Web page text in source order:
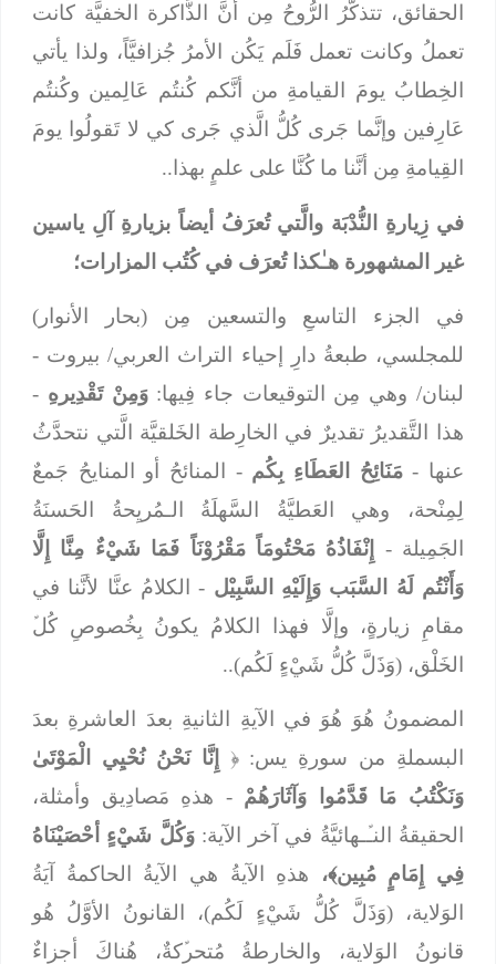
الحقائق، تتذكَّرُ الرُّوحُ مِن أنَّ الذَّاكرة الخفيَّة كانت
تعملُ وكانت تعمل فَلَم يَكُن الأمرُ جُزافيَّاً، ولذا يأتي
الخِطابُ يومَ القيامةِ من أنَّكم كُنتُم عَالِمين وكُنتُم
عَارِفين وإنَّما جَرى كُلُّ الَّذي جَرى كي لا تَقولُوا يومَ
القِيامةِ مِن أنَّنا ما كُنَّا على علمٍ بهذا..
في زِيارةِ النُّدْبَة والَّتي تُعرَفُ أيضاً بزيارةِ آلِ ياسين
غير المشهورة هـٰكذا تُعرَف في كُتُب المزارات؛
في الجزء التاسعِ والتسعين مِن (بحار الأنوار)
للمجلسي، طبعةُ دارِ إحياء التراث العربي/ بيروت -
لبنان/ وهي مِن التوقيعات جاء فِيها: وَمِنْ تَقْدِيرهِ-
هذا التَّقديرُ تقديرٌ في الخارِطة الخَلقيَّة الَّتي نتحدَّثُ
عنها - مَنَائِحُ العَطَاءِ بِكُم- المنائحُ أو المنايحُ جَمعٌ
لِمِنْحة، وهي العَطيَّةُ السَّهلَةُ الـمُريِحةُ الحَسنَةُ
الجَمِيلة -
إِنْفَاذُهُ مَحْتُومَاً مَقْرُوْنَاً فَمَا شَيْءٌ مِنَّا إِلَّا
وَأَنْتُم لَهُ السَّبَب وَإِلَيْهِ السَّبِيْل- الكلامُ عنَّا لأنَّنا في
مقامِ زيارةٍ، وإلَّا فهذا الكلامُ يكونُ بِخُصوصِ كُلﱢ
الخَلْق، (وَذَلَّ كُلُّ شَيْءٍ لَكُم)..
المضمونُ هُوَ هُوَ في الآيةِ الثانيةِ بعدَ العاشرةِ بعدَ
البسملةِ من سورةِ يس: ﴿
إِنَّا نَحْنُ نُحْيِي الْمَوْتَىٰ
وَنَكْتُبُ مَا قَدَّمُوا وَآثَارَهُمْ- هذهِ مَصادِيق وأمثلة،
الحقيقةُ النـﱢـهائيَّةُ في آخر الآية: وَكُلَّ شَيْءٍ أحْصَيْنَاهُ
فِي إِمَامٍ مُبِين﴾،
هذهِ الآيةُ هي الآيةُ الحاكمةُ آيَةُ
الوَلاية، (وَذَلَّ كُلُّ شَيْءٍ لَكُم)، القانونُ الأوَّلُ هُو
قانونُ الوَلاية، والخارِطةُ مُتحرﱢكةٌ، هُناكَ أجزاءٌ